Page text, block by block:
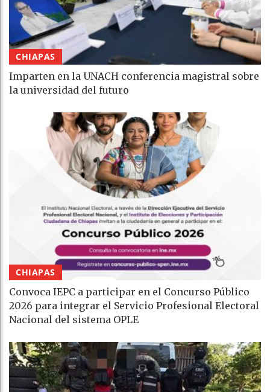
CHIAPAS
Imparten en la UNACH conferencia magistral sobre
la universidad del futuro
CHIAPAS
Convoca IEPC a participar en el Concurso Público
2026 para integrar el Servicio Profesional Electoral
Nacional del sistema OPLE